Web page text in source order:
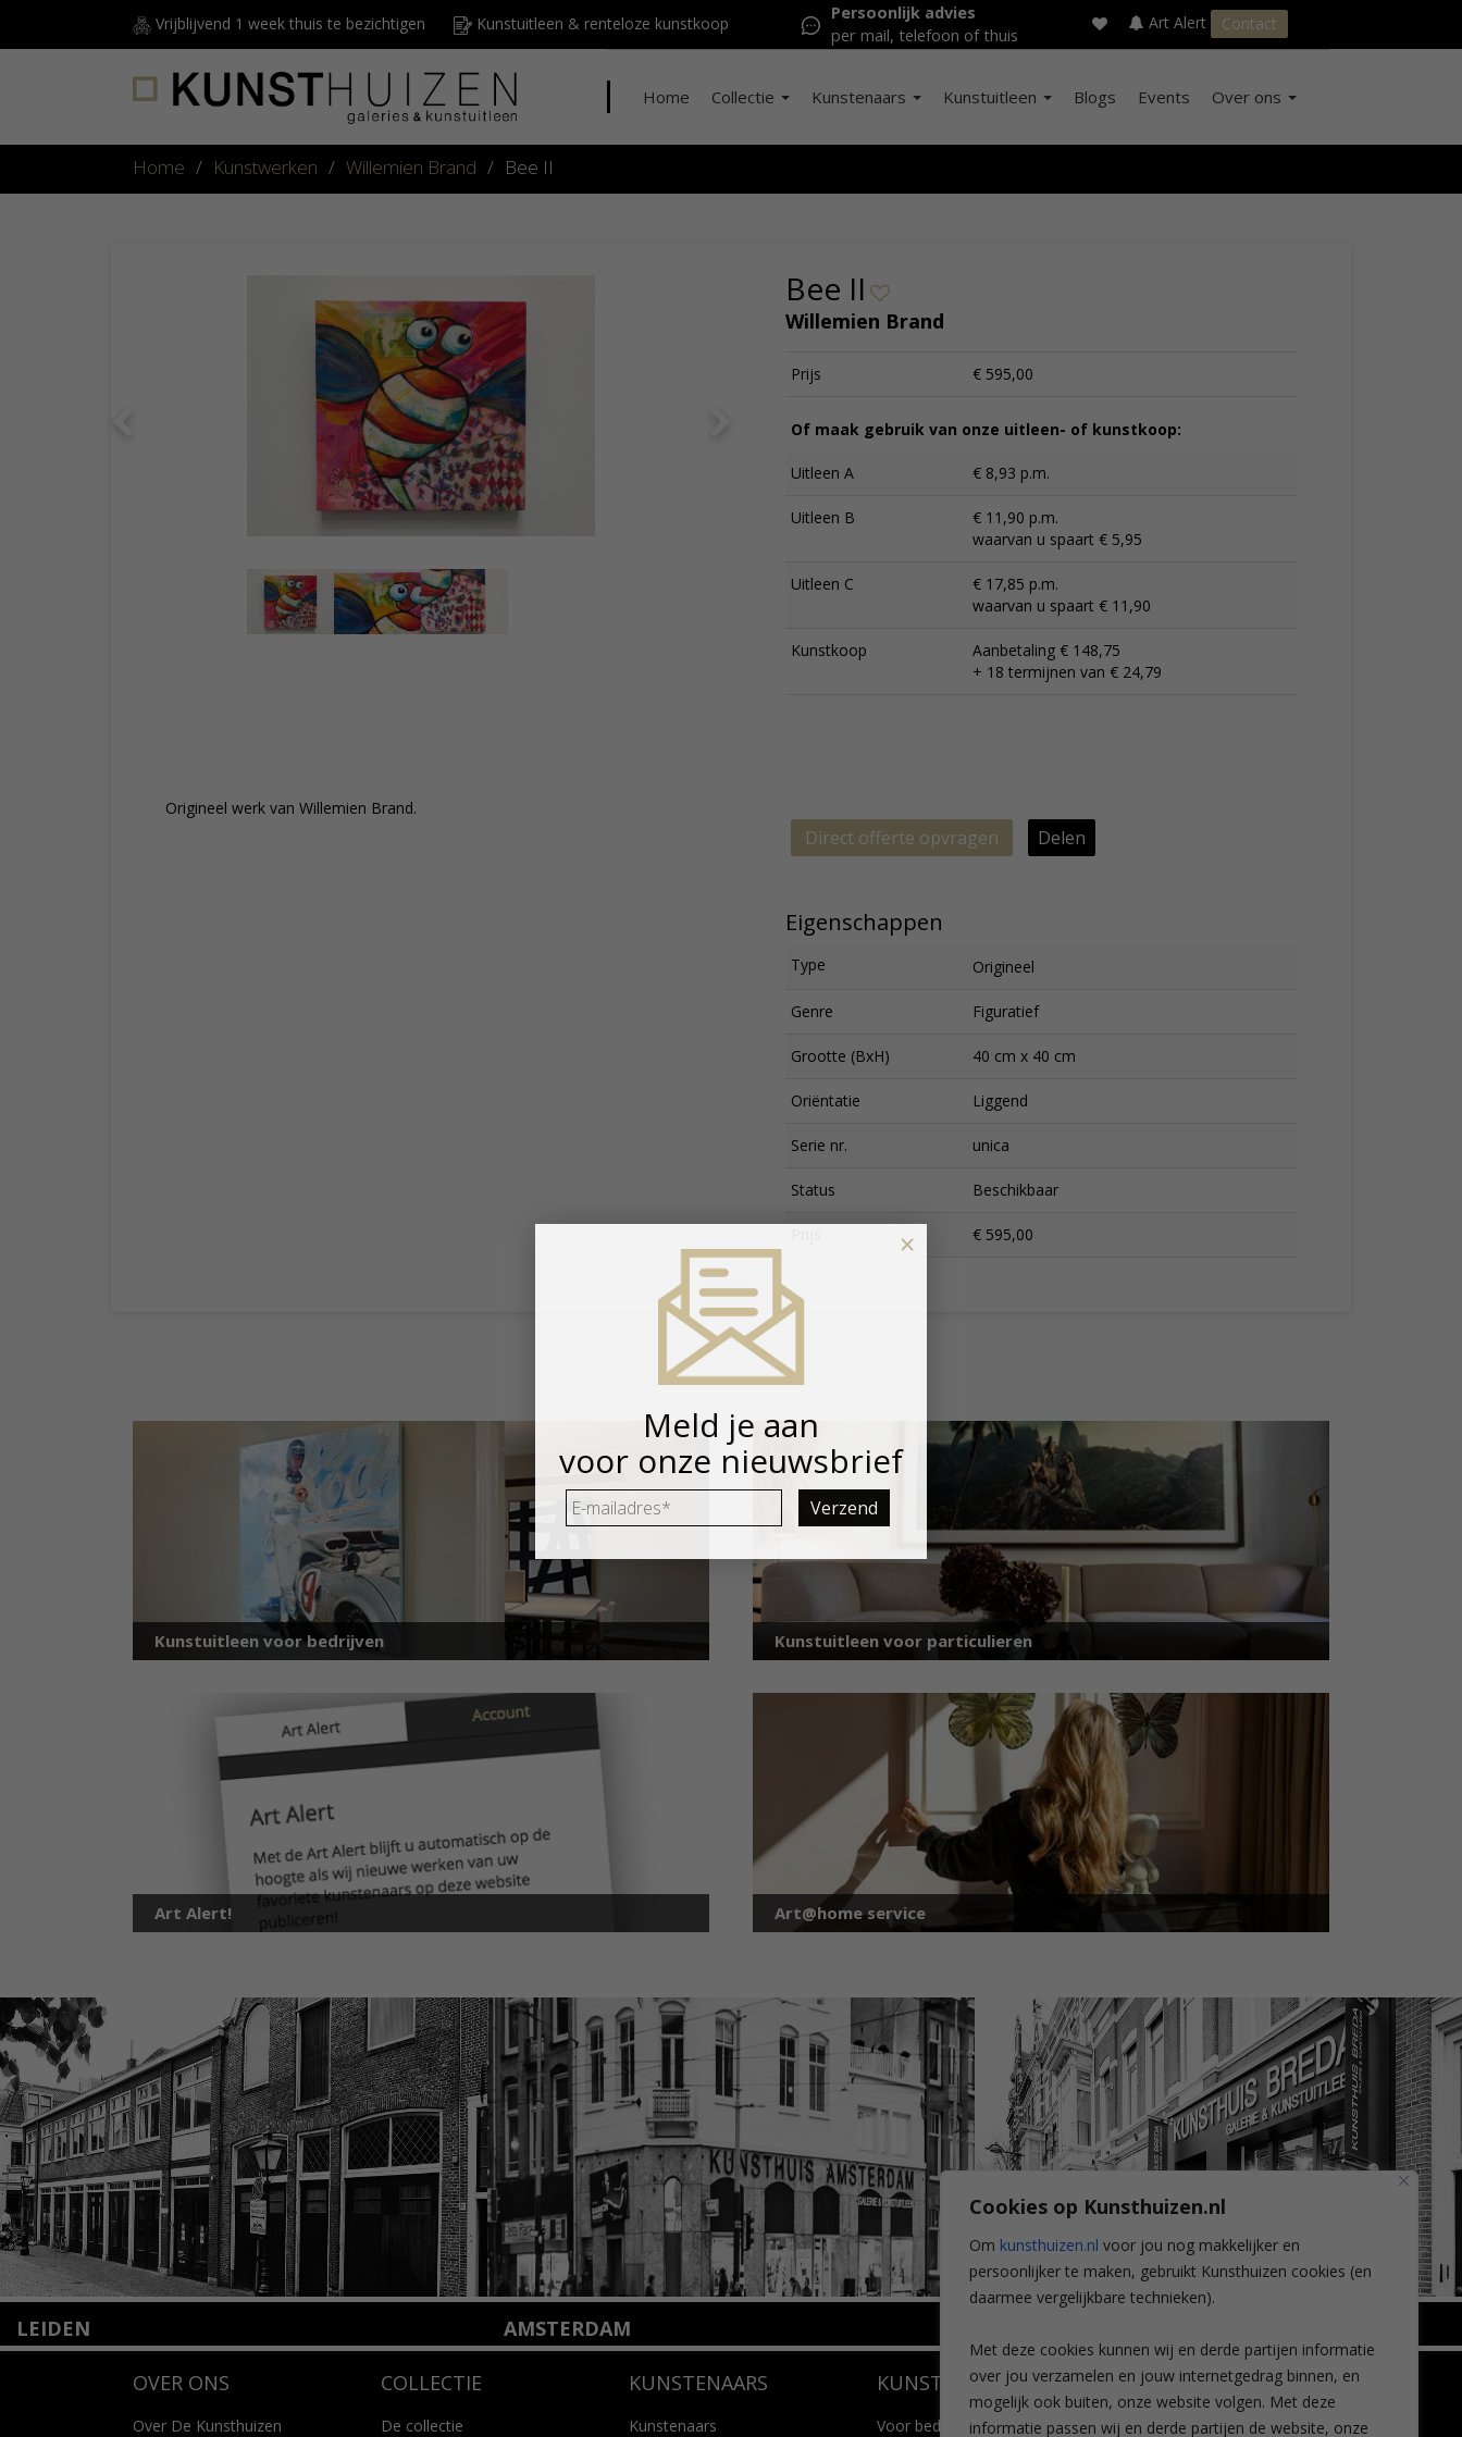
Cookies op Kunsthuizen.nl
Om kunsthuizen.nl voor jou nog makkelijker en
persoonlijker te maken, gebruikt Kunsthuizen cookies (en
daarmee vergelijkbare technieken).
Met deze cookies kunnen wij en derde partijen informatie
over jou verzamelen en jouw internetgedrag binnen, en
mogelijk ook buiten, onze website volgen. Met deze
informatie passen wij en derde partijen de website, onze
Vrijblijvend 1 week thuis te bezichtigen Kunstuitleen & renteloze kunstkoop
Persoonlijk advies
per mail, telefoon of thuis
Art Alert Contact
Home Collectie Kunstenaars Kunstuitleen Blogs Events Over ons
Home / Kunstwerken / Willemien Brand / Bee II
Origineel werk van Willemien Brand.
Bee II
Willemien Brand
Prijs € 595,00
Of maak gebruik van onze uitleen- of kunstkoop:
Uitleen A € 8,93 p.m.
Uitleen B
€ 11,90 p.m.
waarvan u spaart € 5,95
Uitleen C
€ 17,85 p.m.
waarvan u spaart € 11,90
Kunstkoop
Aanbetaling € 148,75
+ 18 termijnen van € 24,79
Direct offerte opvragen Delen
Eigenschappen
Type Origineel
Genre Figuratief
Grootte (BxH) 40 cm x 40 cm
Oriëntatie Liggend
Serie nr. unica
Status Beschikbaar
€ 595,00
Kunstuitleen voor bedrijven Kunstuitleen voor particulieren
Art Alert! Art@home service
LEIDEN
info@kunsthuisleiden.nl
AMSTERDAM
1075 VX Amsterdam
info@kunsthuisamsterdam.nl
Wilhelminastraat 11
4818 SB Breda
+31 (0)76 5221309
info@kunsthuisbreda.nl
OVER ONS
Over De Kunsthuizen
COLLECTIE
De collectie
KUNSTENAARS
Kunstenaars
KUNSTUITLEEN
Voor bedrijven
CONTACT
Contact
Meld je aan
voor onze nieuwsbrief
E-
mailadres *
×